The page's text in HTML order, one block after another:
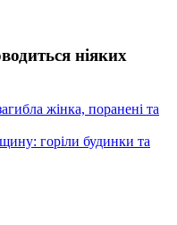
ніяких
жінка, поранені та
горіли будинки та